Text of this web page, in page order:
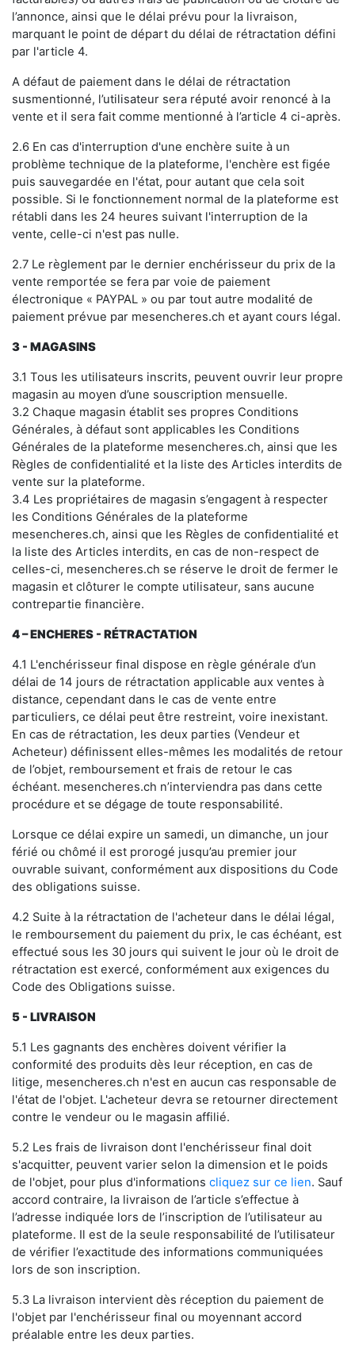
l’annonce, ainsi que le délai prévu pour la livraison,
marquant le point de départ du délai de rétractation défini
par l'article 4.
A défaut de paiement dans le délai de rétractation
susmentionné, l’utilisateur sera réputé avoir renoncé à la
vente et il sera fait comme mentionné à l’article 4 ci-après.
2.6 En cas d'interruption d'une enchère suite à un
problème technique de la plateforme, l'enchère est figée
puis sauvegardée en l'état, pour autant que cela soit
possible. Si le fonctionnement normal de la plateforme est
rétabli dans les 24 heures suivant l'interruption de la
vente, celle-ci n'est pas nulle.
2.7 Le règlement par le dernier enchérisseur du prix de la
vente remportée se fera par voie de paiement
électronique « PAYPAL » ou par tout autre modalité de
paiement prévue par mesencheres.ch et ayant cours légal.
3 - MAGASINS
3.1 Tous les utilisateurs inscrits, peuvent ouvrir leur propre
magasin au moyen d’une souscription mensuelle.
3.2 Chaque magasin établit ses propres Conditions
Générales, à défaut sont applicables les Conditions
Générales de la plateforme mesencheres.ch, ainsi que les
Règles de confidentialité et la liste des Articles interdits de
vente sur la plateforme.
3.4 Les propriétaires de magasin s’engagent à respecter
les Conditions Générales de la plateforme
mesencheres.ch, ainsi que les Règles de confidentialité et
la liste des Articles interdits, en cas de non-respect de
celles-ci, mesencheres.ch se réserve le droit de fermer le
magasin et clôturer le compte utilisateur, sans aucune
contrepartie financière.
4 –ENCHERES - RÉTRACTATION
4.1 L'enchérisseur final dispose en règle générale d’un
délai de 14 jours de rétractation applicable aux ventes à
distance, cependant dans le cas de vente entre
particuliers, ce délai peut être restreint, voire inexistant.
En cas de rétractation, les deux parties (Vendeur et
Acheteur) définissent elles-mêmes les modalités de retour
de l’objet, remboursement et frais de retour le cas
échéant. mesencheres.ch n’interviendra pas dans cette
procédure et se dégage de toute responsabilité.
Lorsque ce délai expire un samedi, un dimanche, un jour
férié ou chômé il est prorogé jusqu’au premier jour
ouvrable suivant, conformément aux dispositions du Code
des obligations suisse.
4.2 Suite à la rétractation de l'acheteur dans le délai légal,
le remboursement du paiement du prix, le cas échéant, est
effectué sous les 30 jours qui suivent le jour où le droit de
rétractation est exercé, conformément aux exigences du
Code des Obligations suisse.
5 - LIVRAISON
5.1 Les gagnants des enchères doivent vérifier la
conformité des produits dès leur réception, en cas de
litige, mesencheres.ch n'est en aucun cas responsable de
l'état de l'objet. L'acheteur devra se retourner directement
contre le vendeur ou le magasin affilié.
5.2 Les frais de livraison dont l'enchérisseur final doit
s'acquitter, peuvent varier selon la dimension et le poids
de l'objet, pour plus d'informations cliquez sur ce lien. Sauf
accord contraire, la livraison de l’article s’effectue à
l’adresse indiquée lors de l’inscription de l’utilisateur au
plateforme. Il est de la seule responsabilité de l’utilisateur
de vérifier l’exactitude des informations communiquées
lors de son inscription.
5.3 La livraison intervient dès réception du paiement de
l'objet par l'enchérisseur final ou moyennant accord
préalable entre les deux parties.